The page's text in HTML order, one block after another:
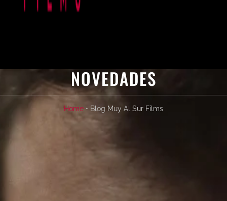
NOVEDADES
Home • Blog Muy Al Sur Films